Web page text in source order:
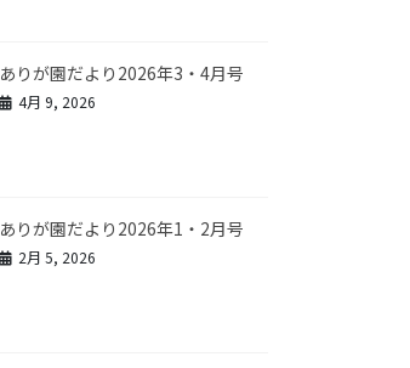
ありが園だより2026年3・4月号
4月 9, 2026
ありが園だより2026年1・2月号
2月 5, 2026